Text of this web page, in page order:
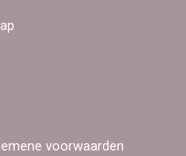
voorwaarden